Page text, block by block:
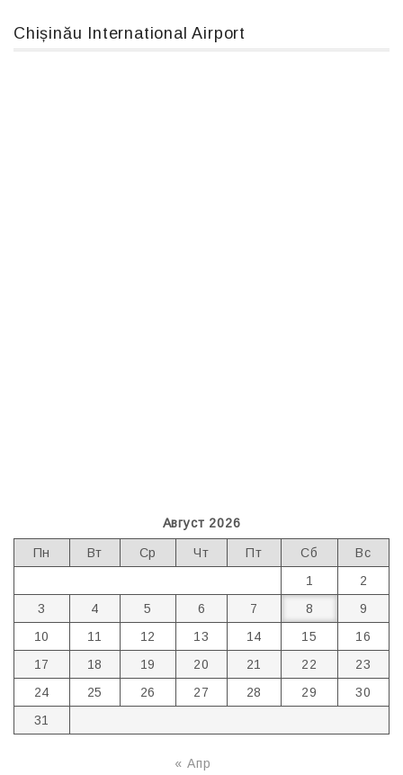
Chișinău International Airport
Август 2026
Пн Вт Ср Чт Пт Сб
Вс
1
2
3
4 5 6 7 8
9
10
11 12 13 14 15
16
17
18 19 20 21 22
23
24
25 26 27 28 29
30
31
« Апр